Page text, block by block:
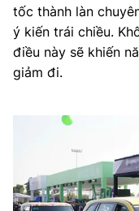
tốc thành làn
ý kiến trái chiều.
điều này sẽ khiến
giảm đi.